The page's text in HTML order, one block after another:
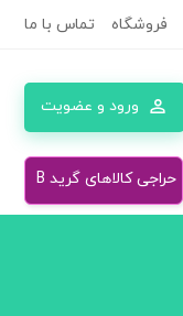
فروشگاه تماس با ما
ورود و عضویت
حراجی کالاهای گرید B